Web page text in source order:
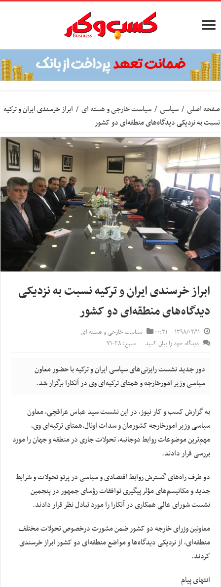
صفحه اصلی / سیاسی / سیاست خارجی و هسته ای / ابراز خرسندی ایران و ترکیه
نسبت به نزدیکی دیدگاه‌های منطقه‌ای دو کشور
ابراز خرسندی ایران و ترکیه نسبت به نزدیکی
دیدگاه‌های منطقه‌ای دو کشور
۱۳۹۸/۰۲/۱۱ ۰۰:۳۱
سیاست خارجی و هسته ای
دیدگاه خود را بیان کنید
منبع: ۷۱۰۳۸
دور جدید نشست رایزنی‌های سیاسی ایران و ترکیه با حضور معاون
سیاسی وزیر امورخارجه و همتای ترکیه‌ای وی در آنکارا برگزار شد.
به گزارش کسب و کار نیوز، در این نشست سید عباس عراقچی، معاون
سیاسی وزیر امورخارجه کشورمان و سدات اونال،همتای ترکیه‌ای وی،
مهم‌ترین موضوعات روابط دوجانبه، تحولات جاری در منطقه و جهان را مورد
بررسی قرار دادند.
دو طرف راه‌های گسترش روابط اقتصادی و سیاسی در پرتو تحولات و شرایط
جدید و مکانیسم‌های مؤثر پیگیری توافقات رؤسای جمهور در پنجمین
نشست شورای عالی همکاری در آنکارا را مورد تبادل نظر قرار دادند.
معاونین وزرای خارجه دو کشور ضمن مشورت درخصوص تحولات مختلف
منطقه‌ای، از نزدیکی دیدگاه‌ها و مواضع منطقه‌ای دو کشور ابراز خرسندی
کردند.
انتهای پیام‌